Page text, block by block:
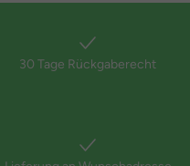
30 Tage Rückgaberecht